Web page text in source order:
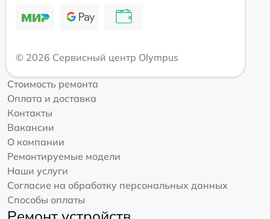
© 2026 Сервисный центр Olympus
Стоимость ремонта
Оплата и доставка
Контакты
Вакансии
О компании
Ремонтируемые модели
Наши услуги
Согласие на обработку персональных данных
Способы оплаты